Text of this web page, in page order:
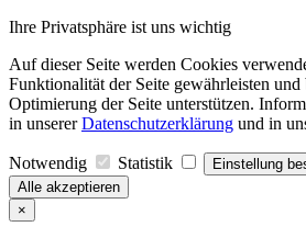
Ihre Privatsphäre ist uns wichtig
Auf dieser Seite werden Cookies
Funktionalität der Seite gewährleisten
Optimierung der Seite unterstützen.
in unsererDatenschutzerklärung und in
Notwendig Statistik
Einstellung
Alle akzeptieren
×